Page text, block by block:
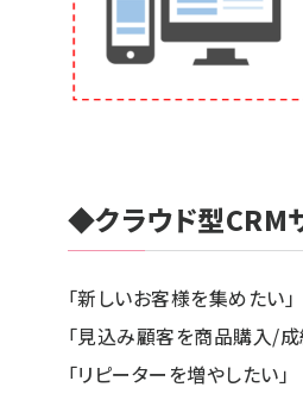
◆クラウド型CRM
「新しいお客様を集めたい」
「見込み顧客を商品購入/成
「リピーターを増やしたい」